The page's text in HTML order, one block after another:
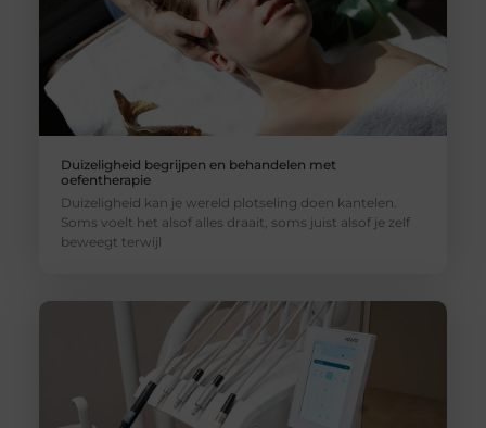
Duizeligheid begrijpen en behandelen met
oefentherapie
Duizeligheid kan je wereld plotseling doen kantelen.
Soms voelt het alsof alles draait, soms juist alsof je zelf
beweegt terwijl